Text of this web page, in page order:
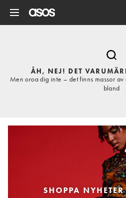
ÅH, NEJ! DET
Men oroa dig inte – det finns massor
bland
SHOPPA